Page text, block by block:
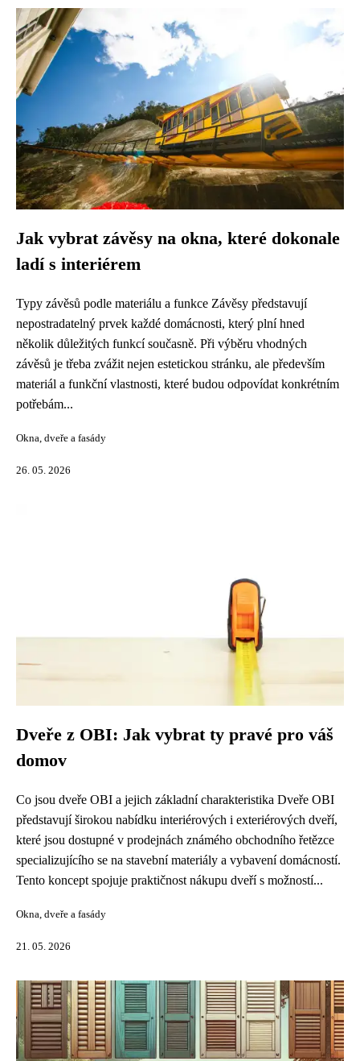
Jak vybrat závěsy na okna, které dokonale
ladí s interiérem
Typy závěsů podle materiálu a funkce Závěsy představují
nepostradatelný prvek každé domácnosti, který plní hned
několik důležitých funkcí současně. Při výběru vhodných
závěsů je třeba zvážit nejen estetickou stránku, ale především
materiál a funkční vlastnosti, které budou odpovídat konkrétním
potřebám...
Okna, dveře a fasády
26. 05. 2026
Dveře z OBI: Jak vybrat ty pravé pro váš
domov
Co jsou dveře OBI a jejich základní charakteristika Dveře OBI
představují širokou nabídku interiérových i exteriérových dveří,
které jsou dostupné v prodejnách známého obchodního řetězce
specializujícího se na stavební materiály a vybavení domácností.
Tento koncept spojuje praktičnost nákupu dveří s možností...
Okna, dveře a fasády
21. 05. 2026